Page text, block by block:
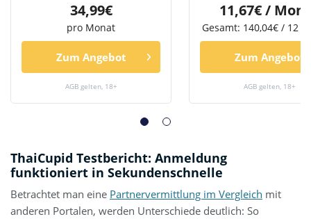
34,99€
pro Monat
Zum Angebot
AGB gelten, 18+
11,67€ /
Gesamt: 140,04€ / 12
Zum Angebot
AGB gelten, 18+
ThaiCupid Testbericht: Anmeldung
funktioniert in Sekundenschnelle
Betrachtet man eine Partnervermittlung im Vergleich mit
anderen Portalen, werden Unterschiede deutlich: So